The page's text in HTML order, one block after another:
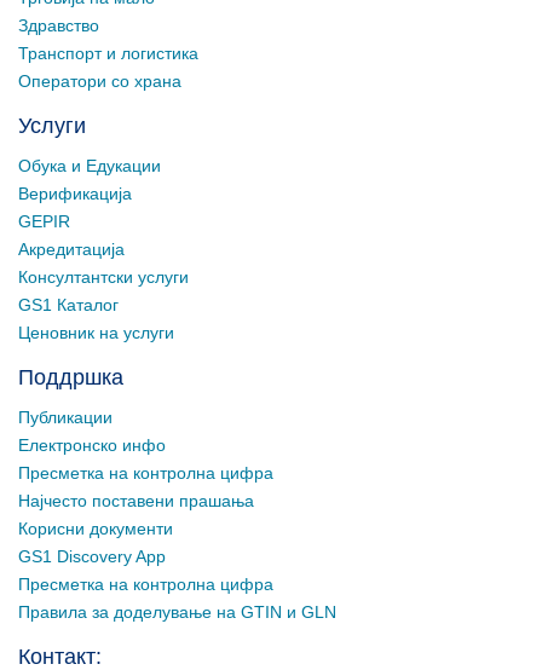
Здравство
Транспорт и логистика
Оператори со храна
Услуги
Обука и Едукации
Верификација
GEPIR
Акредитација
Консултантски услуги
GS1 Каталог
Ценовник на услуги
Поддршка
Публикации
Електронско инфо
Пресметка на контролна цифра
Најчесто поставени прашања
Корисни документи
GS1 Discovery App
Пресметка на контролна цифра
Правила за доделување на GTIN и GLN
Контакт: